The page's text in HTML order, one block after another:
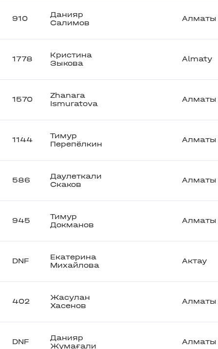
910
Данияр
Салимов
Алматы
1778
Кристина
Зыкова
Almaty
1570
Zhanara
Ismuratova
Алматы
1144
Тимур
Перепёлкин
Алматы
586
Даулеткали
Скаков
Алматы
945
Тимур
Докманов
Алматы
DNF
Екатерина
Михайлова
Актау
402
Жасулан
Хасенов
Алматы
DNF
Данияр
Жумағали
Алматы